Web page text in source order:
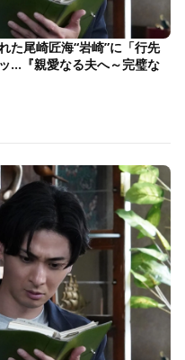
た尾崎匠海“岩崎”に「行先
…『親愛なる夫へ～完璧な